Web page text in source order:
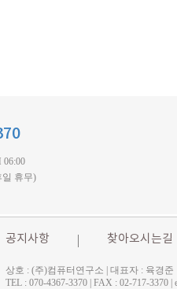
06:00
일 휴무)
공지사항 찾아오시는길
상호 : (주)컴퓨터연구소 | 대표자 : 육경
TEL : 070-4367-3370 | FAX : 02-717-